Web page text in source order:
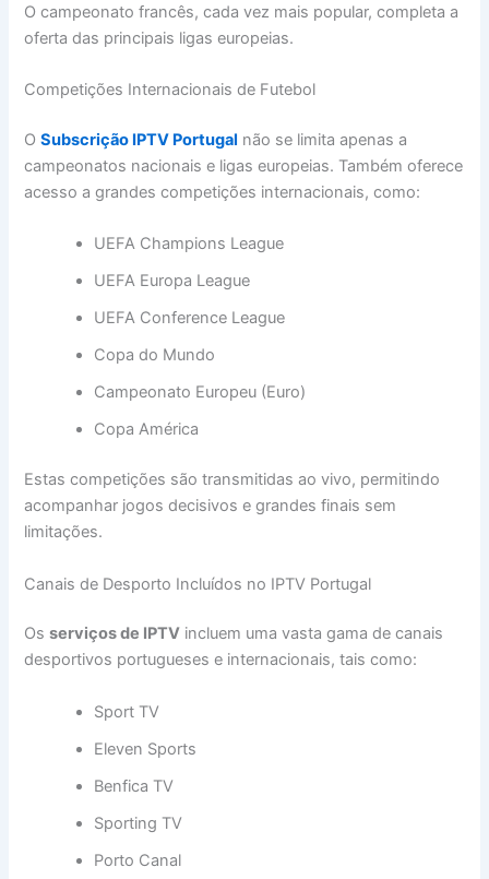
O campeonato francês, cada vez mais popular, completa a
oferta das principais ligas europeias.
Competições Internacionais de Futebol
OSubscrição IPTV Portugal não se limita apenas a
campeonatos nacionais e ligas europeias. Também oferece
acesso a grandes competições internacionais, como:
UEFA Champions League
UEFA Europa League
UEFA Conference League
Copa do Mundo
Campeonato Europeu (Euro)
Copa América
Estas competições são transmitidas ao vivo, permitindo
acompanhar jogos decisivos e grandes finais sem
limitações.
Canais de Desporto Incluídos no IPTV Portugal
Osserviços de IPTV incluem uma vasta gama de canais
desportivos portugueses e internacionais, tais como:
Sport TV
Eleven Sports
Benfica TV
Sporting TV
Porto Canal